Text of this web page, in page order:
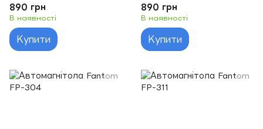
890 грн
В наявності
Купити
890 грн
В наявності
Купити